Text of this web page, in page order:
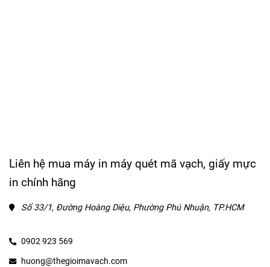
Liên hệ mua máy in máy quét mã vạch, giấy mực
in chính hãng
Số 33/1, Đường Hoàng Diệu, Phường Phú Nhuận, TP.HCM
0902 923 569
huong@thegioimavach.com